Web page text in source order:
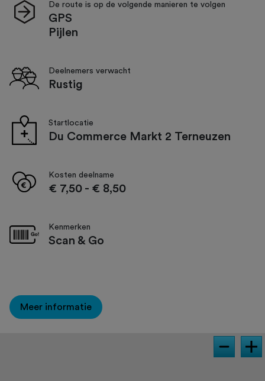
De route is op de volgende manieren te volgen
GPS
Pijlen
Deelnemers verwacht
Rustig
Startlocatie
Du Commerce Markt 2 Terneuzen
Kosten deelname
€ 7,50 - € 8,50
Kenmerken
Scan & Go
Meer informatie